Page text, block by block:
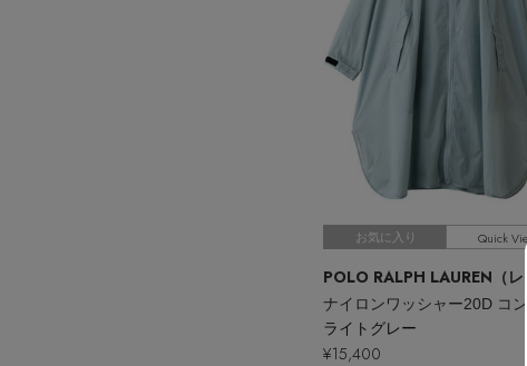
お気に入り Quick
ライトグレー
¥15,400